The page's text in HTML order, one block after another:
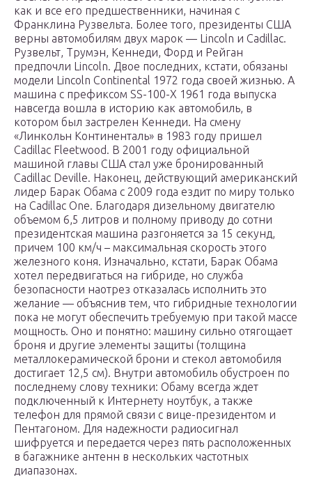
как и все его предшественники, начиная с
Франклина Рузвельта. Более того, президенты США
верны автомобилям двух марок — Lincoln и Cadillac.
Рузвельт, Трумэн, Кеннеди, Форд и Рейган
предпочли Lincoln. Двое последних, кстати, обязаны
модели Lincoln Continental 1972 года своей жизнью. А
машина с префиксом SS-100-X 1961 года выпуска
навсегда вошла в историю как автомобиль, в
котором был застрелен Кеннеди. На смену
«Линкольн Континенталь» в 1983 году пришел
Cadillac Fleetwood. В 2001 году официальной
машиной главы США стал уже бронированный
Cadillac Deville. Наконец, действующий американский
лидер Барак Обама с 2009 года ездит по миру только
на Cadillac One. Благодаря дизельному двигателю
объемом 6,5 литров и полному приводу до сотни
президентская машина разгоняется за 15 секунд,
причем 100 км/ч – максимальная скорость этого
железного коня. Изначально, кстати, Барак Обама
хотел передвигаться на гибриде, но служба
безопасности наотрез отказалась исполнить это
желание — объяснив тем, что гибридные технологии
пока не могут обеспечить требуемую при такой массе
мощность. Оно и понятно: машину сильно отягощает
броня и другие элементы защиты (толщина
металлокерамической брони и стекол автомобиля
достигает 12,5 см). Внутри автомобиль обустроен по
последнему слову техники: Обаму всегда ждет
подключенный к Интернету ноутбук, а также
телефон для прямой связи с вице-президентом и
Пентагоном. Для надежности радиосигнал
шифруется и передается через пять расположенных
в багажнике антенн в нескольких частотных
диапазонах.